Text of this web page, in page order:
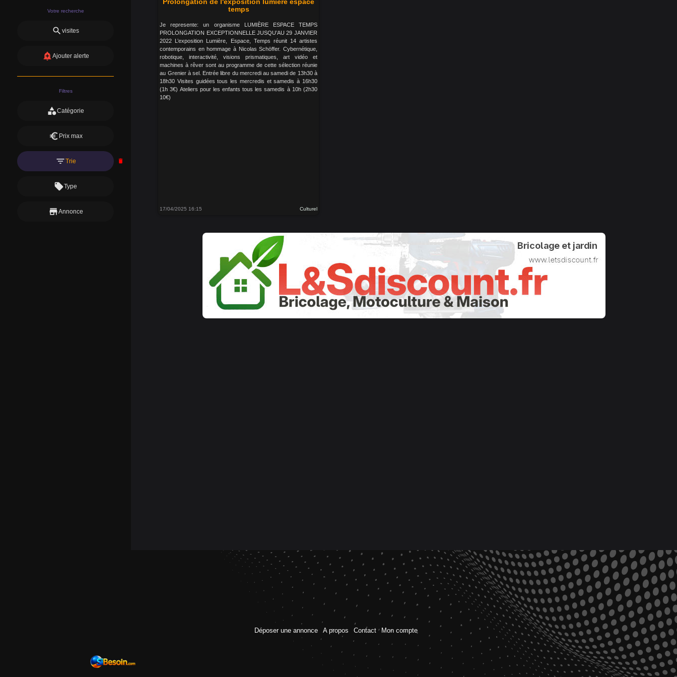
Votre recherche
search visites
add_alertAjouter alerte
Filtres
categoryCatégorie
euro Prix max
filter_listTrie delete
local_offerType
storeAnnonce
temps
Je represente: un organisme LUMIÈRE ESPACE TEMPS
PROLONGATION EXCEPTIONNELLE JUSQU’AU 29 JANVIER
2022 L’exposition Lumière, Espace, Temps réunit 14 artistes
contemporains en hommage à Nicolas Schöffer. Cybernétique,
robotique, interactivité, visions prismatiques, art vidéo et
machines à rêver sont au programme de cette sélection réunie
au Grenier à sel. Entrée libre du mercredi au samedi de 13h30 à
18h30 Visites guidées tous les mercredis et samedis à 16h30
(1h 3€) Ateliers pour les enfants tous les samedis à 10h (2h30
10€)
17/04/2025 16:15 Culturel
Déposer une annonce A propos Contact Mon compte